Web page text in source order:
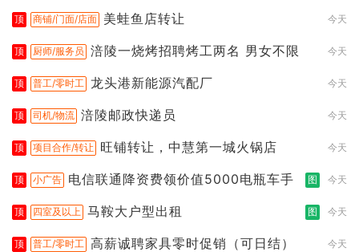
顶 商铺/门面/店面 美蛙鱼店转让 今天
顶 厨师/服务员 涪陵一烧烤招聘烤工两名 男女不限 今天
顶 普工/零时工 龙头港新能源汽配厂 今天
顶 司机/物流 涪陵邮政快递员 今天
顶 项目合作/转让 旺铺转让，中慧第一城火锅店 今天
顶 小广告 电信联通降资费领价值5000电瓶车手 图 今天
顶 四室及以上 马鞍大户型出租 图 今天
顶 普工/零时工 高薪诚聘家具零时促销（可日结） 今天